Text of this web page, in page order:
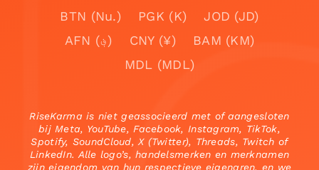
BTN (Nu.)
PGK (K)
JOD (JD)
AFN (؋)
CNY (¥)
BAM (KM)
MDL (MDL)
RiseKarma is niet geassocieerd met of aangesloten
bij Meta, YouTube, Facebook, Instagram, TikTok,
Spotify, SoundCloud, X (Twitter), Threads, Twitch of
LinkedIn. Alle logo’s, handelsmerken en merknamen
zijn eigendom van hun respectieve eigenaren, en we